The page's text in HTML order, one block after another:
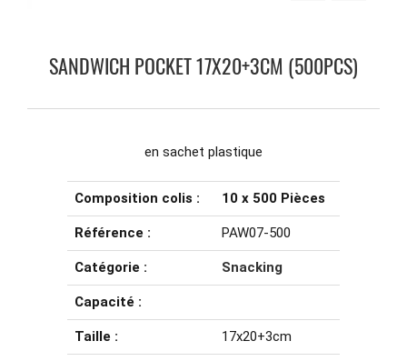
SANDWICH POCKET 17X20+3CM (500PCS)
en sachet plastique
Composition colis : 10 x 500 Pièces
Référence : PAW07-500
Catégorie : Snacking
Capacité :
Taille : 17x20+3cm